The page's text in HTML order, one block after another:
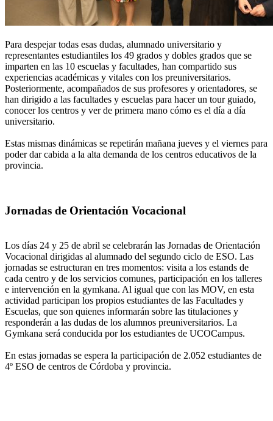
Para despejar todas esas dudas, alumnado universitario y
representantes estudiantiles los 49 grados y dobles grados que se
imparten en las 10 escuelas y facultades, han compartido sus
experiencias académicas y vitales con los preuniversitarios.
Posteriormente, acompañados de sus profesores y orientadores, se
han dirigido a las facultades y escuelas para hacer un tour guiado,
conocer los centros y ver de primera mano cómo es el día a día
universitario.
Estas mismas dinámicas se repetirán mañana jueves y el viernes para
poder dar cabida a la alta demanda de los centros educativos de la
provincia.
Jornadas de Orientación Vocacional
Los días 24 y 25 de abril se celebrarán las Jornadas de Orientación
Vocacional dirigidas al alumnado del segundo ciclo de ESO. Las
jornadas se estructuran en tres momentos: visita a los estands de
cada centro y de los servicios comunes, participación en los talleres
e intervención en la gymkana. Al igual que con las MOV, en esta
actividad participan los propios estudiantes de las Facultades y
Escuelas, que son quienes informarán sobre las titulaciones y
responderán a las dudas de los alumnos preuniversitarios. La
Gymkana será conducida por los estudiantes de UCOCampus.
En estas jornadas se espera la participación de 2.052 estudiantes de
4º ESO de centros de Córdoba y provincia.